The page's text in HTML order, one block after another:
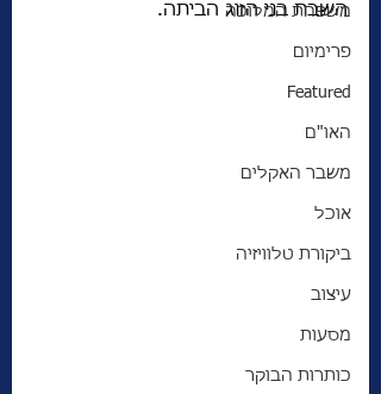
משפחת המלוכה
פרימיום
Featured
האו"ם
משבר האקלים
אוכל
ביקורת טלוויזיה
עיצוב
מסעות
כותרות הבוקר
השבת בני הזוג הביתה.